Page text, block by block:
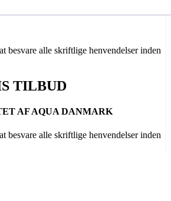
besvare alle skriftlige henvendelser inden
TILBUD
AF AQUA DANMARK
besvare alle skriftlige henvendelser inden